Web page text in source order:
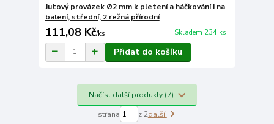
Jutový provázek Ø2 mm k pletení a háčkování i na
balení, střední, 2 režná přírodní
111,08 Kč/ks Skladem 234 ks
Přidat do košíku
Načíst další produkty (7)
strana z 2další